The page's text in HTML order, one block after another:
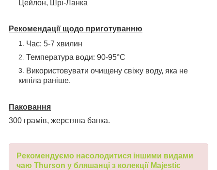
Цейлон, Шрі-Ланка
Рекомендації щодо приготуванню
Час: 5-7 хвилин
Температура води: 90-95°С
Використовувати очищену свіжу воду, яка не
кипіла раніше.
Паковання
300 грамів, жерстяна банка.
Рекомендуємо насолодитися іншими видами
чаю Thurson у бляшанці з колекції Majestic